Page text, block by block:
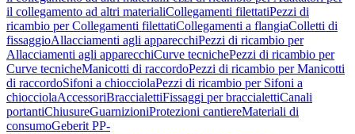
il collegamento ad altri materialiCollegamenti filettatiPezzi di
ricambio per Collegamenti filettatiCollegamenti a flangiaColletti di
fissaggioAllacciamenti agli apparecchiPezzi di ricambio per
Allacciamenti agli apparecchiCurve tecnichePezzi di ricambio per
Curve tecnicheManicotti di raccordoPezzi di ricambio per Manicotti
di raccordoSifoni a chiocciolaPezzi di ricambio per Sifoni a
chiocciolaAccessoriBraccialettiFissaggi per braccialettiCanali
portantiChiusureGuarnizioniProtezioni cantiereMateriali di
consumoGeberit PP-